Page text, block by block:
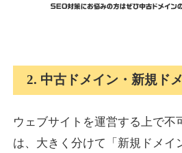
詳細を見る
torigirl-
2. 中古ドメイン・新規ド
ウェブサイトを運営する上で不
は、大きく分けて「新規ドメイ